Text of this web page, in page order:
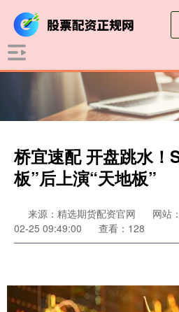
桥宜速配 开盘跳水！
板”后上演“天地板”
来源：精选期货配资官网 网站
02-25 09:49:00
查看：128